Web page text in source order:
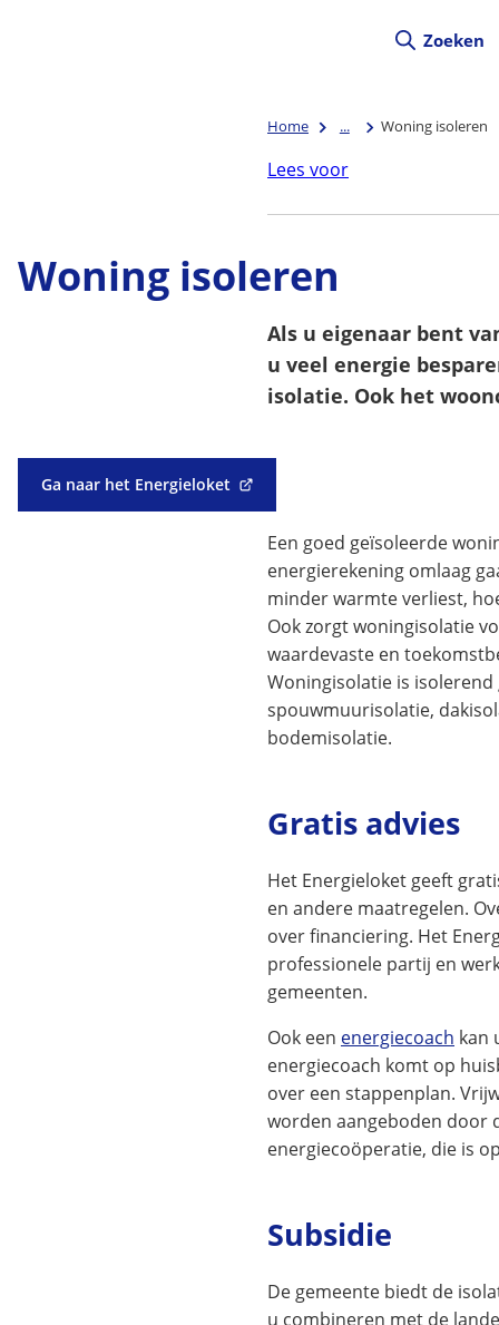
Zoeken
Home ... Woning isoleren
Lees voor
Woning isoleren
Als u eigenaar bent
u veel energie
isolatie. Ook het
Ga naar het Energieloket
(Verwijst
Een goed geïsoleerde
energierekening omlaag
minder warmte verliest,
Ook zorgt woningisolatie
waardevaste en
Woningisolatie is isolerend
spouwmuurisolatie,
bodemisolatie.
Gratis advies
Het Energieloket geeft
en andere maatregelen.
over financiering. Het
professionele partij en
gemeenten.
Ook een energiecoach kan
energiecoach komt op
over een stappenplan.
worden aangeboden door
energiecoöperatie, die is
Subsidie
De gemeente biedt de
u combineren met de